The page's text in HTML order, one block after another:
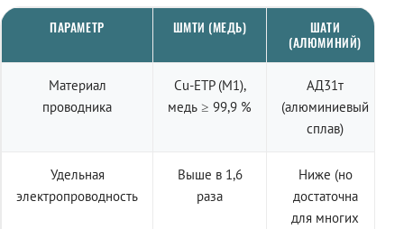
ПАРАМЕТР ШМТИ (МЕДЬ)
ШАТИ
(АЛЮМИНИЙ)
Материал
проводника
Cu-ETP (M1),
медь ≥ 99,9 %
АД31т
(алюминиевый
сплав)
Удельная
электропроводность
Выше в 1,6
раза
Ниже (но
достаточна
для многих